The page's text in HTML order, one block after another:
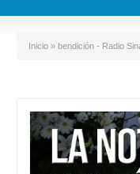
Inicio » bendición - Radio